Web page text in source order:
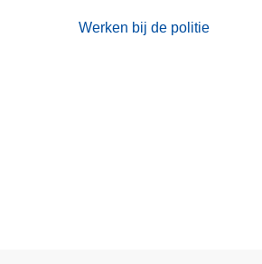
Werken bij de politie